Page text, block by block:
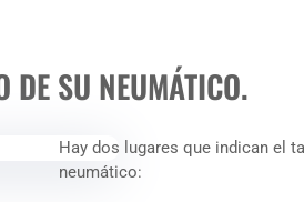
DE SU NEUMÁTICO.
Hay dos lugares que indican el
neumático: